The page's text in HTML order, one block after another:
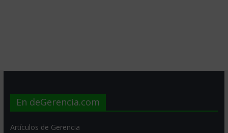
En deGerencia.com
Artículos de Gerencia